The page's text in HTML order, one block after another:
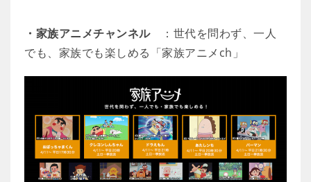
・家族アニメチャンネル：世代を問わず、一人
でも、家族でも楽しめる「家族アニメch」